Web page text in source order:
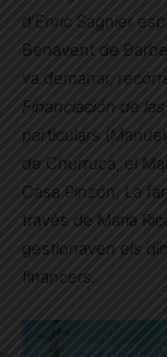
d’Enric Sagnier
Benavent de
va demanar,
Financiación de
particulars
de Churruca, el
Casa Pinzón, La
través de Maria
gestionaven els
financers.